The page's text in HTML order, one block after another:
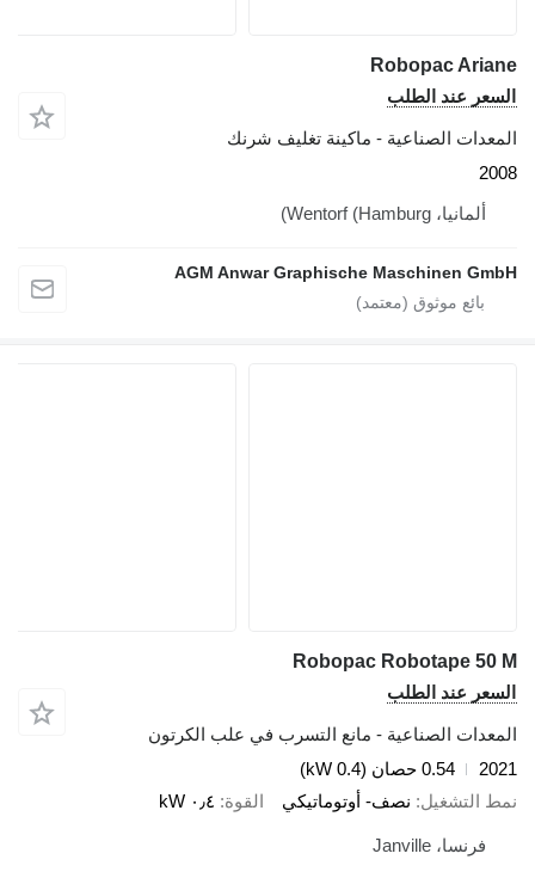
Robopac Ariane
السعر عند الطلب
المعدات الصناعية - ماكينة تغليف شرنك
2008
ألمانيا، Wentorf (Hamburg)
AGM Anwar Graphische Maschinen GmbH
Robopac Robotape 50 M
السعر عند الطلب
المعدات الصناعية - مانع التسرب في علب الكرتون
2021
0.54 حصان (0.4 kW)
نمط التشغيل
نصف- أوتوماتيكي القوة ٠٫٤ kW
فرنسا، Janville